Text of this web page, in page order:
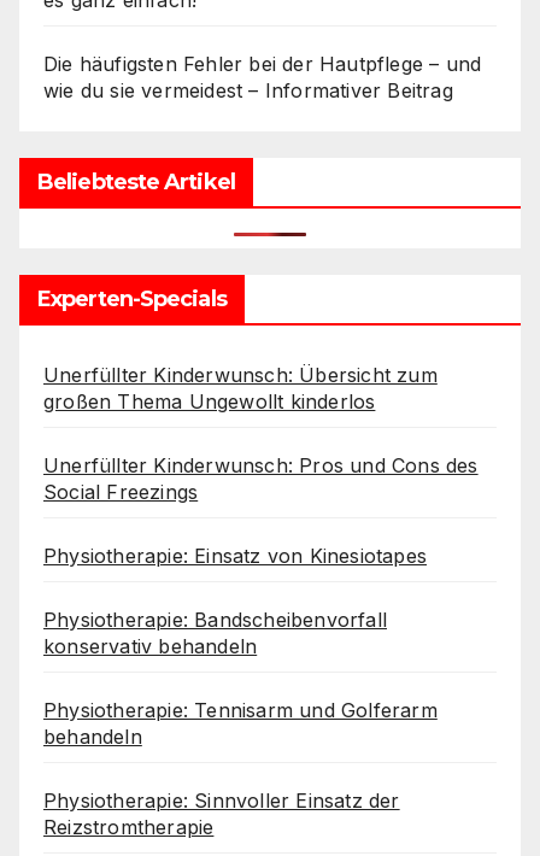
Die häufigsten Fehler bei der Hautpflege – und
wie du sie vermeidest – Informativer Beitrag
Beliebteste Artikel
Experten-Specials
Unerfüllter Kinderwunsch: Übersicht zum
großen Thema Ungewollt kinderlos
Unerfüllter Kinderwunsch: Pros und Cons des
Social Freezings
Physiotherapie: Einsatz von Kinesiotapes
Physiotherapie: Bandscheibenvorfall
konservativ behandeln
Physiotherapie: Tennisarm und Golferarm
behandeln
Physiotherapie: Sinnvoller Einsatz der
Reizstromtherapie